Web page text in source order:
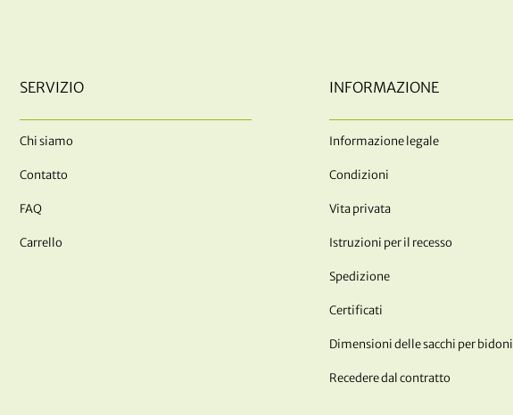
SERVIZIO
Chi siamo
Contatto
FAQ
Carrello
INFORMAZIONE
Informazione legale
Condizioni
Vita privata
Istruzioni per il recesso
Spedizione
Certificati
Dimensioni delle sacchi per bidoni
Recedere dal contratto